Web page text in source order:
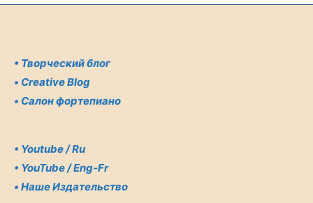
• Творческий блог
• Creative Blog
• Салон фортепиано
• Youtube / Ru
• YouTube / Eng-Fr
• Наше Издательство